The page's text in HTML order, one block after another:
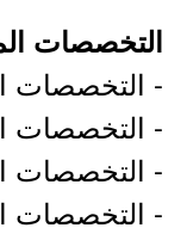
التخصصات
- التخصصات
- التخصصات
- التخصصات
- التخصصات